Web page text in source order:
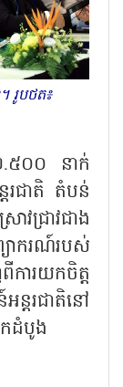
រូបថត៖
.៥០០ នាក់
រជាតិ តំបន់
ជ្រាវជាង
ាករណ៍របស់
ារយកចិត្ត
តរជាតិនៅ
កដំបូង